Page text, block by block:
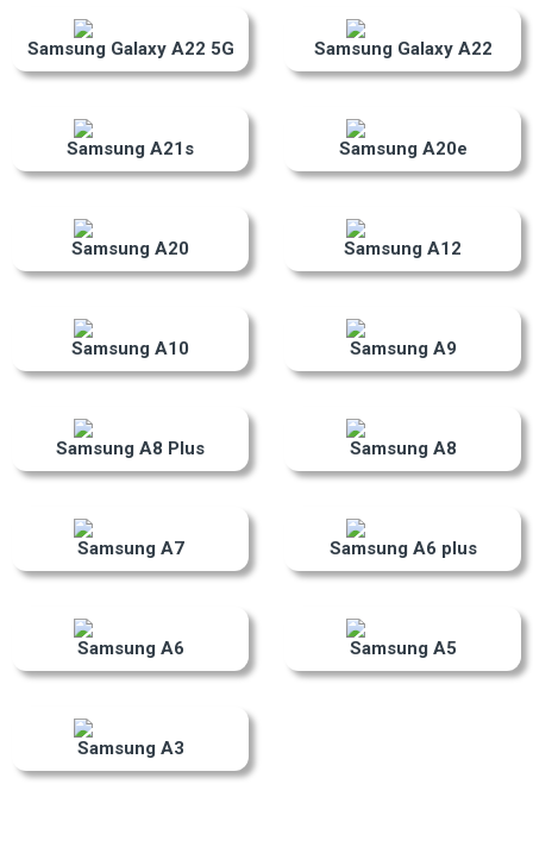
Samsung Galaxy A22 5G Samsung Galaxy A22
Samsung A21s Samsung A20e
Samsung A20 Samsung A12
Samsung A10 Samsung A9
Samsung A8 Plus Samsung A8
Samsung A7 Samsung A6 plus
Samsung A6 Samsung A5
Samsung A3